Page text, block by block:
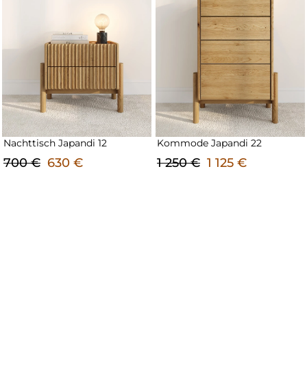
Nachttisch Japandi 12
700 € 630 €
Kommode Japandi 22
1 250 € 1 125 €